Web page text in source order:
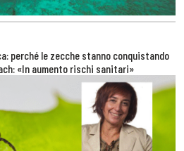
perché le zecche stanno conquistando
«In aumento rischi sanitari»